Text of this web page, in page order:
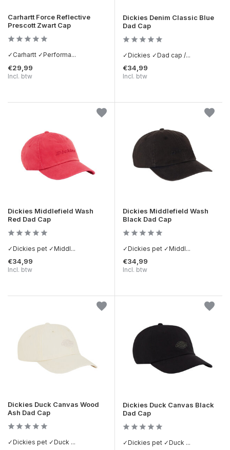
Carhartt Force Reflective
Prescott Zwart Cap
✓Carhartt ✓Performa...
€29,99
Incl. btw
Dickies Denim Classic Blue
Dad Cap
✓Dickies ✓Dad cap /...
€34,99
Incl. btw
Dickies Middlefield Wash
Red Dad Cap
✓Dickies pet ✓Middl...
€34,99
Incl. btw
Dickies Middlefield Wash
Black Dad Cap
✓Dickies pet ✓Middl...
€34,99
Incl. btw
Dickies Duck Canvas Wood
Ash Dad Cap
✓Dickies pet ✓Duck ...
Dickies Duck Canvas Black
Dad Cap
✓Dickies pet ✓Duck ...